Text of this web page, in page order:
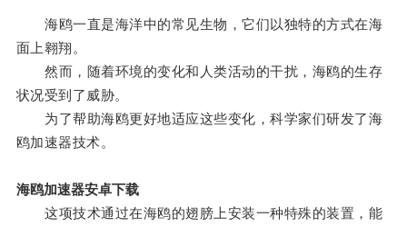
海鸥一直是海洋中的常见生物，它们以独特的方式在海
面上翱翔。
然而，随着环境的变化和人类活动的干扰，海鸥的生存
状况受到了威胁。
为了帮助海鸥更好地适应这些变化，科学家们研发了海
鸥加速器技术。
海鸥加速器安卓下载
这项技术通过在海鸥的翅膀上安装一种特殊的装置，能